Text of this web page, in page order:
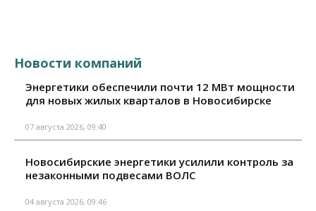
Новости компаний
Энергетики обеспечили почти 12 МВт мощности
для новых жилых кварталов в Новосибирске
07 августа 2026, 09:40
Новосибирские энергетики усилили контроль за
незаконными подвесами ВОЛС
04 августа 2026, 09:46